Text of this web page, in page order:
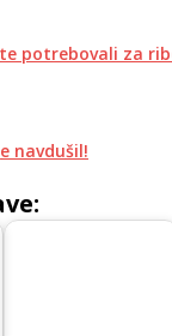
potrebovali za
navdušil!